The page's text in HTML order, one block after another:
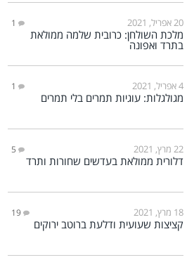
20 אפריל, 2021 1
מלכת השולחן: כרובית שלמה ממולאת
בתרד ואפונה
4 אפריל, 2021 1
מגולגלות: עוגיות תמרים בלי תמרים
22 מרץ, 2021 5
דלורית ממולאת בעדשים שחורות ותרד
18 מרץ, 2021 19
קציצות שעועית ודלעת ברוטב ירוקים